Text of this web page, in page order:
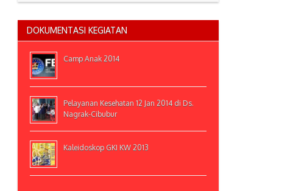
DOKUMENTASI KEGIATAN
Camp Anak 2014
Pelayanan Kesehatan 12 Jan 2014 di Ds.
Nagrak-Cibubur
Kaleidoskop GKI KW 2013